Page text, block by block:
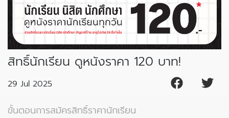
สิทธิ์นักเรียน ดูหนังราคา 120 บาท!
29 Jul 2025
ขั้นตอนการสมัครสิทธิ์ราคานักเรียน